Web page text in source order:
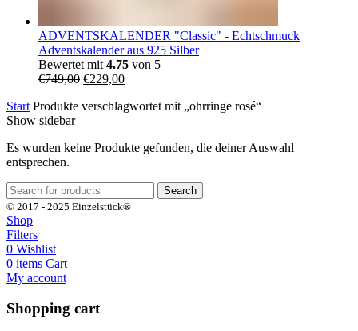
ADVENTSKALENDER "Classic" - Echtschmuck
Adventskalender aus 925 Silber
Bewertet mit 4.75 von 5
€749,00 Ursprünglicher
war:
€229,00Aktueller
ist:
Start Produkte verschlagwortet mit „ohrringe rosé“
Show sidebar
Es wurden keine Produkte gefunden, die deiner Auswahl
entsprechen.
Search
© 2017 - 2025 Einzelstück®
Shop
Filters
0 Wishlist
0 items Cart
My account
Shopping cart